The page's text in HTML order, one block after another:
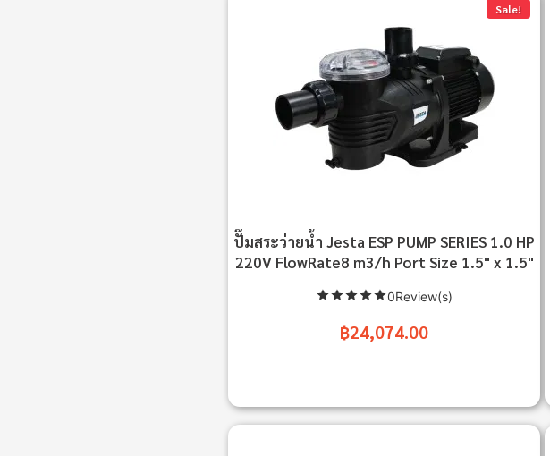
Sale!
ปั๊มสระว่ายน้ำ Jesta ESP PUMP SERIES 1.0 HP
220V FlowRate8 m3/h Port Size 1.5" x 1.5"
0Review(s)
฿24,074.00